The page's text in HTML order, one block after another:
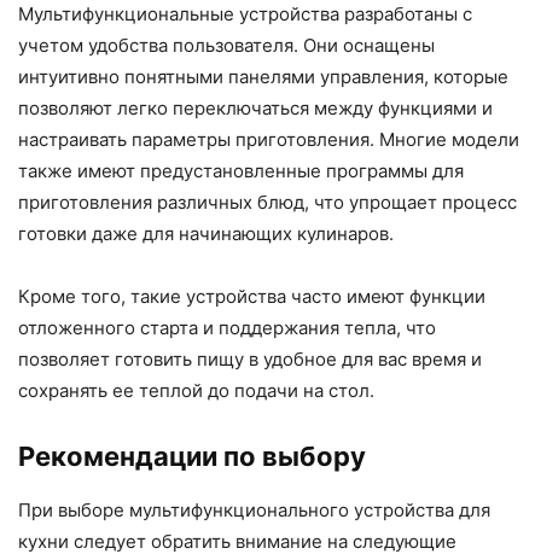
Мультифункциональные устройства разработаны с
учетом удобства пользователя. Они оснащены
интуитивно понятными панелями управления, которые
позволяют легко переключаться между функциями и
настраивать параметры приготовления. Многие модели
также имеют предустановленные программы для
приготовления различных блюд, что упрощает процесс
готовки даже для начинающих кулинаров.
Кроме того, такие устройства часто имеют функции
отложенного старта и поддержания тепла, что
позволяет готовить пищу в удобное для вас время и
сохранять ее теплой до подачи на стол.
Рекомендации по выбору
При выборе мультифункционального устройства для
кухни следует обратить внимание на следующие